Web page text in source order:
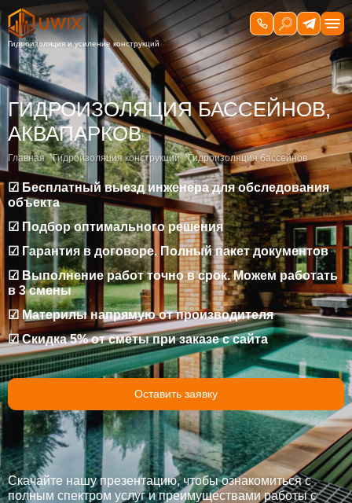
ГИДРОИЗОЛЯЦИЯ БАССЕЙНОВ,
АКВАПАРКОВ
Главная Гидроизоляция конструкций Гидроизоляция бассейнов
☑ Бесплатный выезд инженера для обследования
объекта
☑ Подбор оптимального решения
☑ Гарантия в договоре. Полный пакет документов
☑ Выполнение работ точно в срок. Можем работать
в 3 смены
☑ Материлы напрямую от производителя
☑ Скидка 5% от сметы при заказе с сайта
Оставить заявку
Скачайте нашу презентацию, чтобы ознакомиться с
полным спектром услуг и преимуществами работы с